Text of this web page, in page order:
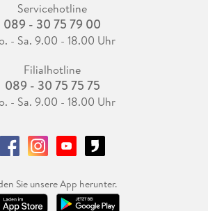
(Steadycam und Gimbal) . . . 189
. . . 192
tze und Verdoppler . . . 196
und Rucks cke . . . 200
Servicehotline
089 - 30 75 79 00
- Sa. 9.00 - 18.00 Uhr
Filialhotline
089 - 30 75 75 75
- Sa. 9.00 - 18.00 Uhr
Sie unsere App herunter.